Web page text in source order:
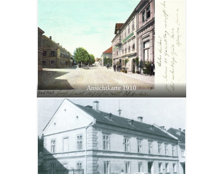
Ansichtkarte 1910